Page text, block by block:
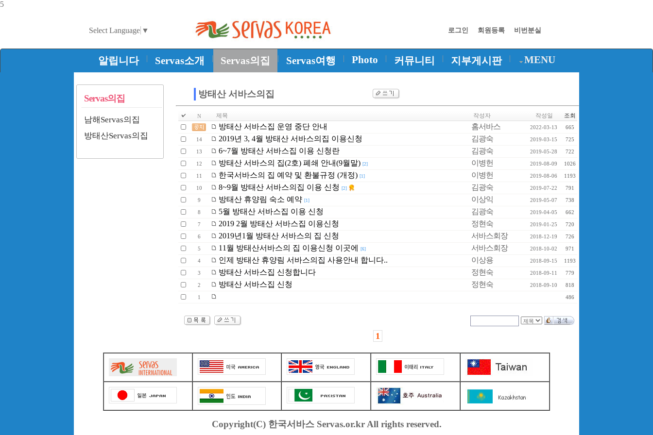
5
Select Language ▼ 로그인 회원등록 비번분실
알립니다 | Servas소개 | Servas의집 | Servas여행 | Photo | 커뮤니티 | 지부게시판 | MENU
Servas의집
남해Servas의집
방태산Servas의집
방태산 서바스의집
N 제목 작성자 작성일 조회
방태산 서바스집 운영 중단 안내 홈서바스 2022-03-13 665
14 2019년 3, 4월 방태산 서바스의집 이용신청 김광숙 2019-03-15 725
13 6~7월 방태산 서바스집 이용 신청란 김광숙 2019-05-28 722
12 방태산 서바스의 집(2호) 폐쇄 안내(9월말) [2] 이병헌 2019-08-09 1026
11 한국서바스의 집 예약 및 환불규정 (개정) [1] 이병헌 2019-08-06 1193
10 8~9월 방태산 서바스의집 이용 신청 [2] 김광숙 2019-07-22 791
9 방태산 휴양림 숙소 예약 [1] 이상익 2019-05-07 738
8 5월 방태산 서바스집 이용 신청 김광숙 2019-04-05 662
7 2019 2월 방태산 서바스집 이용신청 정현숙 2019-01-25 720
6 2019년1월 방태산 서바스의 집 신청 서바스회장 2018-12-19 726
5 11월 방태산서바스의 집 이용신청 이곳에 [6] 서바스회장 2018-10-02 971
4 인제 방태산 휴양림 서바스의집 사용안내 합니다.. 이상용 2018-09-15 1193
3 방태산 서바스집 신청합니다 정현숙 2018-09-11 779
2 방태산 서바스집 신청 정현숙 2018-09-10 818
1 486
1
Copyright(C) 한국서바스 Servas.or.kr All rights reserved.